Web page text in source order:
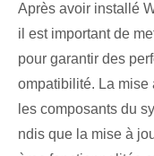
Après avoir installé
il est important de
pour garantir⁤ des
ompatibilité. La mise
les composants du
ndis que la mise à